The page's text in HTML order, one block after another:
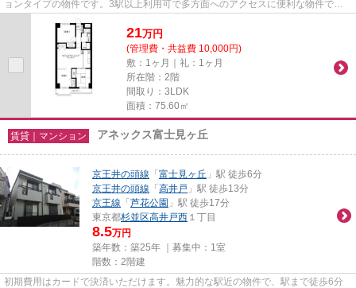
ョンタイプの物件です。3駅以上利用可で多方面へのアクセスに便利な物件で
す。周辺には、徒歩1分で利用で...
21万円
(管理費・共益費 10,000円)
敷：1ヶ月｜礼：1ヶ月
所在階：2階
間取り：3LDK
面積：75.60㎡
賃貸｜マンション アネックス富士見ヶ丘
京王井の頭線 「富士見ヶ丘 」駅 徒歩6分
京王井の頭線 「高井戸 」駅 徒歩13分
京王線 「芦花公園 」駅 徒歩17分
東京都杉並区高井戸西 １丁目
8.5万円
築年数：築25年 ｜募集中： 1室
階数：2階建
初期費用はカードで決済いただけます。魅力的な駅近の物件で、駅まで徒歩6分